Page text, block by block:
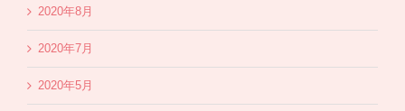
2020年8月
2020年7月
2020年5月